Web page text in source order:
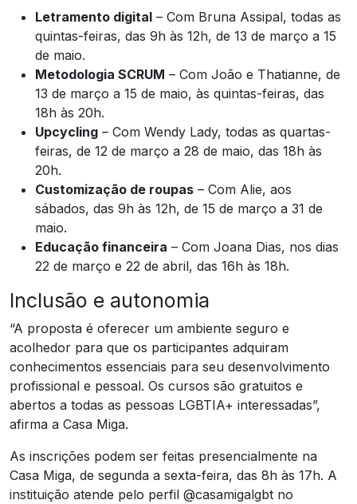
Letramento digital – Com Bruna Assipal, todas as
quintas-feiras, das 9h às 12h, de 13 de março a 15
de maio.
Metodologia SCRUM – Com João e Thatianne, de
13 de março a 15 de maio, às quintas-feiras, das
18h às 20h.
Upcycling – Com Wendy Lady, todas as quartas-
feiras, de 12 de março a 28 de maio, das 18h às
20h.
Customização de roupas – Com Alie, aos
sábados, das 9h às 12h, de 15 de março a 31 de
maio.
Educação financeira – Com Joana Dias, nos dias
22 de março e 22 de abril, das 16h às 18h.
Inclusão e autonomia
“A proposta é oferecer um ambiente seguro e
acolhedor para que os participantes adquiram
conhecimentos essenciais para seu desenvolvimento
profissional e pessoal. Os cursos são gratuitos e
abertos a todas as pessoas LGBTIA+ interessadas”,
afirma a Casa Miga.
As inscrições podem ser feitas presencialmente na
Casa Miga, de segunda a sexta-feira, das 8h às 17h. A
instituição atende pelo perfil @casamigalgbt no